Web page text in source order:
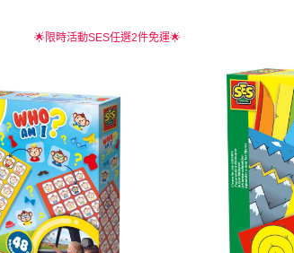
🌟限時活動SES任選2件免運🌟